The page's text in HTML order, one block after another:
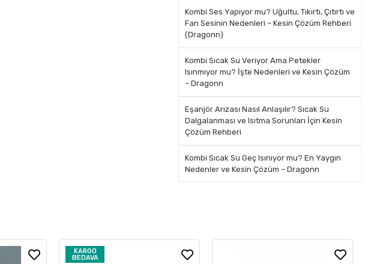
Kombi Ses Yapıyor mu? Uğultu, Tıkırtı, Çıtırtı ve
Fan Sesinin Nedenleri – Kesin Çözüm Rehberi
(Dragonn)
Kombi Sıcak Su Veriyor Ama Petekler
Isınmıyor mu? İşte Nedenleri ve Kesin Çözüm
– Dragonn
Eşanjör Arızası Nasıl Anlaşılır? Sıcak Su
Dalgalanması ve Isıtma Sorunları İçin Kesin
Çözüm Rehberi
Kombi Sıcak Su Geç Isınıyor mu? En Yaygın
Nedenler ve Kesin Çözüm – Dragonn
KARGO
BEDAVA